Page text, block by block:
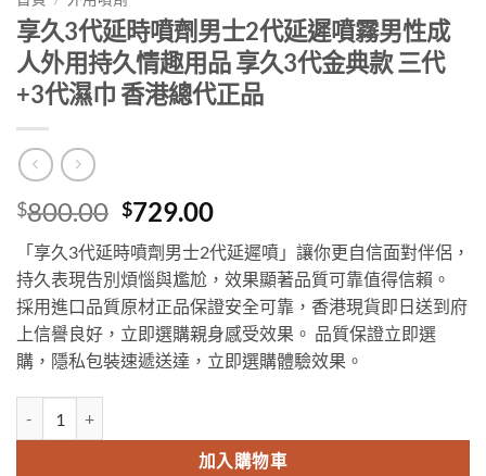
享久3代延時噴劑男士2代延遲噴霧男性成
人外用持久情趣用品 享久3代金典款 三代
+3代濕巾 香港總代正品
$800.00 Original
price
was:
$800.00.
$729.00Current
price
is:
$729.00.
「享久3代延時噴劑男士2代延遲噴」讓你更自信面對伴侶，
持久表現告別煩惱與尷尬，效果顯著品質可靠值得信賴。
採用進口品質原材正品保證安全可靠，香港現貨即日送到府
上信譽良好，立即選購親身感受效果。 品質保證立即選
購，隱私包裝速遞送達，立即選購體驗效果。
加入購物車